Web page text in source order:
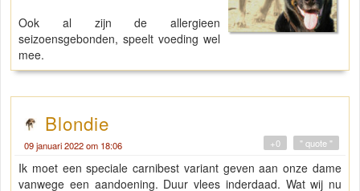
Ook al zijn de allergieen
seizoensgebonden, speelt voeding wel
mee.
Blondie
09 januari 2022 om 18:06 " quote "
+0
Ik moet een speciale carnibest variant geven aan onze dame
vanwege een aandoening. Duur vlees inderdaad. Wat wij nu